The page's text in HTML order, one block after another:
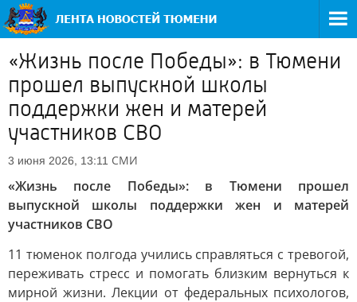
«Жизнь после Победы»: в Тюмени
прошел выпускной школы
поддержки жен и матерей
участников СВО
3 июня 2026, 13:11 СМИ
«Жизнь после Победы»: в Тюмени прошел
выпускной школы поддержки жен и матерей
участников СВО
11 тюменок полгода учились справляться с тревогой,
переживать стресс и помогать близким вернуться к
мирной жизни. Лекции от федеральных психологов,